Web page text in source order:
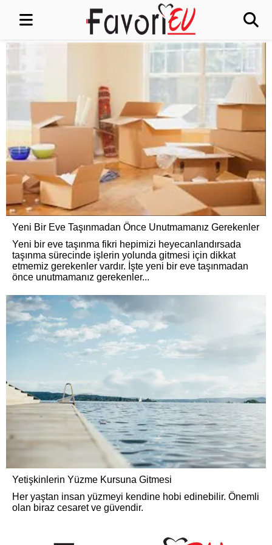
Yeni Bir Eve Taşınmadan Önce Unutmamanız Gerekenler
Yeni bir eve taşınma fikri hepimizi heyecanlandırsada
taşınma sürecinde işlerin yolunda gitmesi için dikkat
etmemiz gerekenler vardır. İşte yeni bir eve taşınmadan
önce unutmamanız gerekenler...
Yetişkinlerin Yüzme Kursuna Gitmesi
Her yaştan insan yüzmeyi kendine hobi edinebilir. Önemli
olan biraz cesaret ve güvendir.